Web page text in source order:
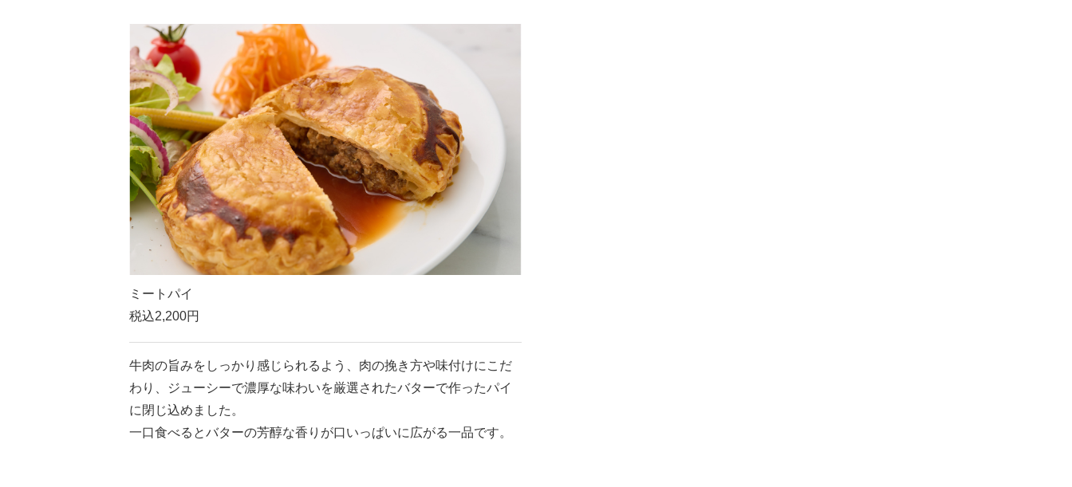
ミートパイ
税込2,200円
牛肉の旨みをしっかり感じられるよう、肉の挽き方や味付けにこだ
わり、ジューシーで濃厚な味わいを厳選されたバターで作ったパイ
に閉じ込めました。
一口食べるとバターの芳醇な香りが口いっぱいに広がる一品です。